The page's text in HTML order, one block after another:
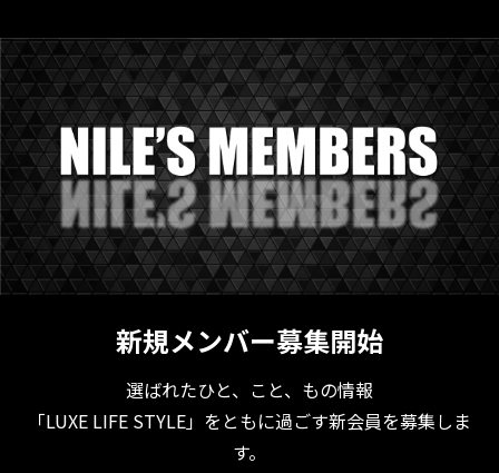
新規メンバー募集開始
選ばれたひと、こと、もの情報
「LUXE LIFE STYLE」をともに過ごす新会員を募集しま
す。